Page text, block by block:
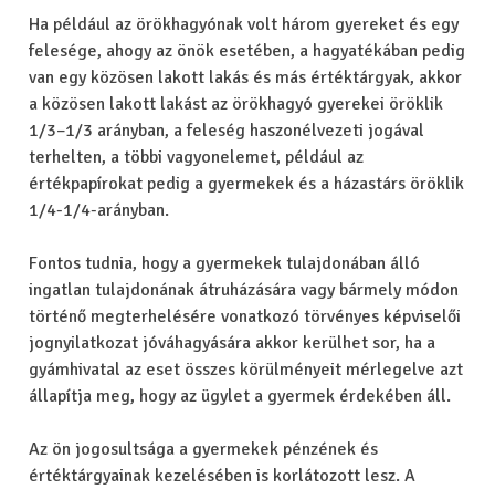
Ha például az örökhagyónak volt három gyereket és egy
felesége, ahogy az önök esetében, a hagyatékában pedig
van egy közösen lakott lakás és más értéktárgyak, akkor
a közösen lakott lakást az örökhagyó gyerekei öröklik
1/3–1/3 arányban, a feleség haszonélvezeti jogával
terhelten, a többi vagyonelemet, például az
értékpapírokat pedig a gyermekek és a házastárs öröklik
1/4-1/4-arányban.
Fontos tudnia, hogy a gyermekek tulajdonában álló
ingatlan tulajdonának átruházására vagy bármely módon
történő megterhelésére vonatkozó törvényes képviselői
jognyilatkozat jóváhagyására akkor kerülhet sor, ha a
gyámhivatal az eset összes körülményeit mérlegelve azt
állapítja meg, hogy az ügylet a gyermek érdekében áll.
Az ön jogosultsága a gyermekek pénzének és
értéktárgyainak kezelésében is korlátozott lesz. A